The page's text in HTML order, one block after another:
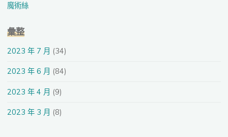
魔術絲
彙整
2023 年 7 月 (34)
2023 年 6 月 (84)
2023 年 4 月 (9)
2023 年 3 月 (8)